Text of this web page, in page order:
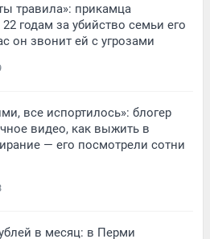
травила»: прикамца
годам за убийство семьи его
он звонит ей с угрозами
все испортилось»: блогер
видео, как выжить в
— его посмотрели сотни
в месяц: в Перми